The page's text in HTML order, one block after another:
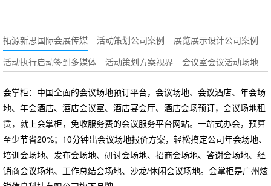
拓源新思国际会展传媒 活动策划公司案例
展览展示设计公司案例
活动执行启动签到多媒体
活动策划方案视界 会议室会议活动场地
会掌柜：中国全面的会议场地预订平台，会议场地、会议酒店、年会场
地、年会酒店、酒店会议室、酒店宴会厅、酒店会场预订，会议场地租
赁，就上会掌柜，免收服务费的会议服务平台网站。一站式办会，预算
至少节省20%；10分钟出会议场地报价方案，轻松搞定公司年会场地、
培训会场地、发布会场地、研讨会场地、招商会场地、答谢会场地、经
销商会议场地、工作总结会场地、沙龙/休闲会议场地。会掌柜是广州炫